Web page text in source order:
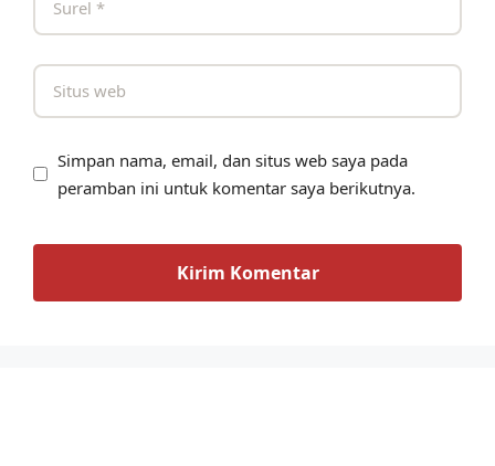
Simpan nama, email, dan situs web saya pada
peramban ini untuk komentar saya berikutnya.